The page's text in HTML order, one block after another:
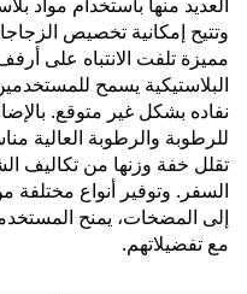
وتتيح إمكانية تخصيص
مميزة تلفت الانتباه على
البلاستيكية يسمح
نفاده بشكل غير متوقع.
للرطوبة والرطوبة العالية
تقلل خفة وزنها من تكاليف
السفر. وتوفير أنواع مختلفة
إلى المضخات، يمنح
مع تفضيلاتهم.